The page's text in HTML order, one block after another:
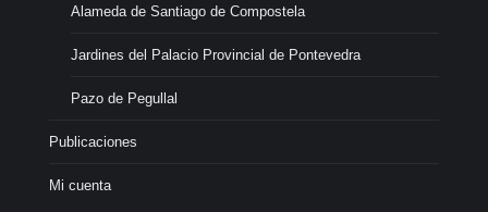
Alameda de Santiago de Compostela
Jardines del Palacio Provincial de Pontevedra
Pazo de Pegullal
Publicaciones
Mi cuenta